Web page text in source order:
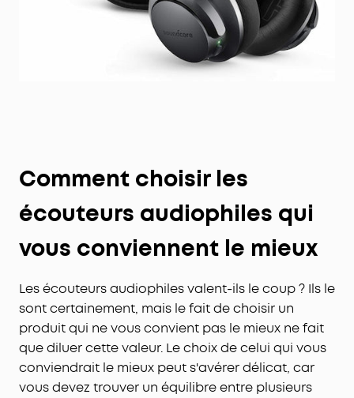
Comment choisir les
écouteurs audiophiles qui
vous conviennent le mieux
Les écouteurs audiophiles valent-ils le coup ? Ils le
sont certainement, mais le fait de choisir un
produit qui ne vous convient pas le mieux ne fait
que diluer cette valeur. Le choix de celui qui vous
conviendrait le mieux peut s'avérer délicat, car
vous devez trouver un équilibre entre plusieurs